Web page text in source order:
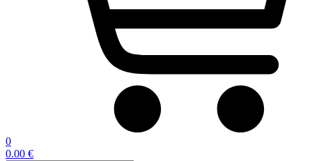
0
0.00 €